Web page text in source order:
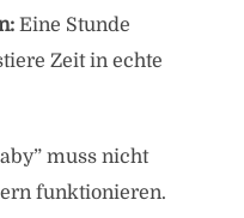
Eine Stunde
Zeit in echte
muss nicht
funktionieren.